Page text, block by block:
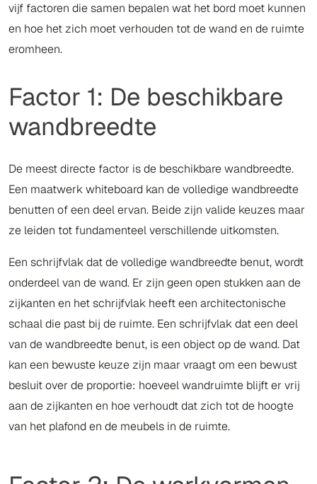
vijf factoren die samen bepalen wat het bord moet kunnen
en hoe het zich moet verhouden tot de wand en de ruimte
eromheen.
Factor 1: De beschikbare
wandbreedte
De meest directe factor is de beschikbare wandbreedte.
Een maatwerk whiteboard kan de volledige wandbreedte
benutten of een deel ervan. Beide zijn valide keuzes maar
ze leiden tot fundamenteel verschillende uitkomsten.
Een schrijfvlak dat de volledige wandbreedte benut, wordt
onderdeel van de wand. Er zijn geen open stukken aan de
zijkanten en het schrijfvlak heeft een architectonische
schaal die past bij de ruimte. Een schrijfvlak dat een deel
van de wandbreedte benut, is een object op de wand. Dat
kan een bewuste keuze zijn maar vraagt om een bewust
besluit over de proportie: hoeveel wandruimte blijft er vrij
aan de zijkanten en hoe verhoudt dat zich tot de hoogte
van het plafond en de meubels in de ruimte.